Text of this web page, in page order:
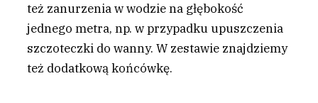
też zanurzenia w wodzie na głębokość
jednego metra, np. w przypadku upuszczenia
szczoteczki do wanny. W zestawie znajdziemy
też dodatkową końcówkę.